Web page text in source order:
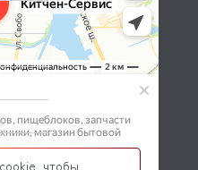
чтобы